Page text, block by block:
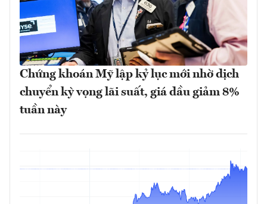
Chứng khoán Mỹ lập kỷ lục mới nhờ dịch
chuyển kỳ vọng lãi suất, giá dầu giảm 8%
tuần này